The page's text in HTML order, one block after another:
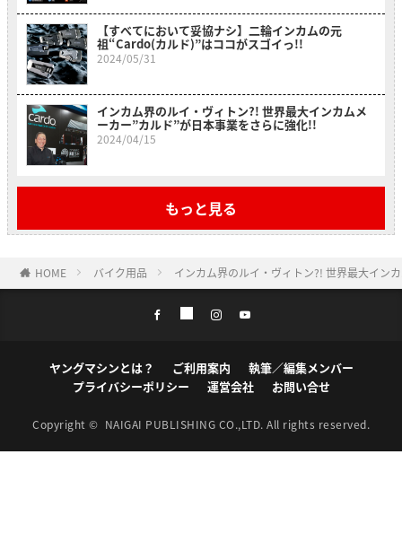
【すべてにおいて妥協ナシ】二輪インカムの元
祖“Cardo(カルド)”はココがスゴイっ!!
2024/05/31
インカム界のルイ・ヴィトン?! 世界最大インカムメ
ーカー”カルド”が日本事業をさらに強化!!
2024/04/15
もっと見る
HOME バイク用品 インカム界のルイ・ヴィトン?! 世界最大イン
ヤングマシンとは？ ご利用案内
執筆／編集メンバー
プライバシーポリシー
運営会社 お問い合せ
Copyright © NAIGAI PUBLISHING CO.,LTD. All rights reserved.